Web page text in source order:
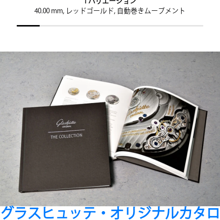
40.00 mm, レッドゴールド, 自動巻きムーブメント
グラスヒュッテ・オリジナルカタロ